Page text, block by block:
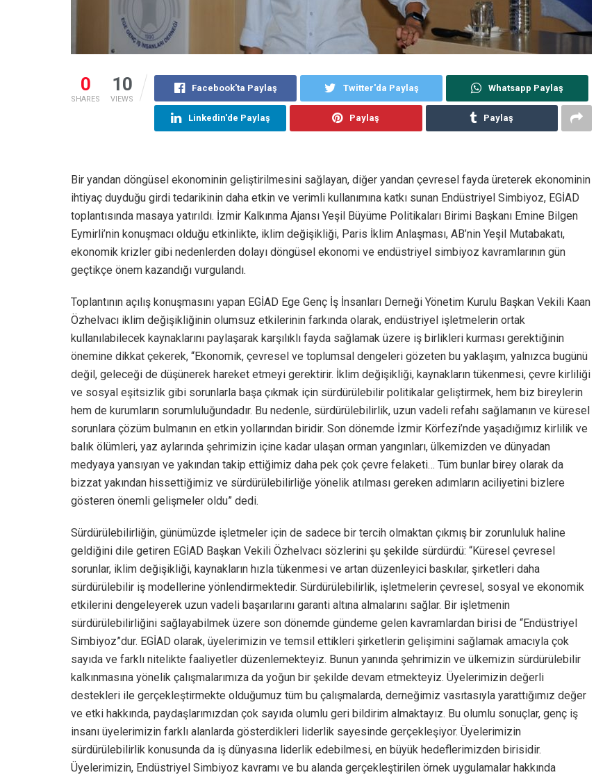
0
SHARES
10
VIEWS
Facebook'ta Paylaş Twitter'da Paylaş Whatsapp Paylaş
Linkedin'de Paylaş Paylaş Paylaş
Bir yandan döngüsel ekonominin geliştirilmesini sağlayan, diğer yandan çevresel fayda üreterek ekonominin
ihtiyaç duyduğu girdi tedarikinin daha etkin ve verimli kullanımına katkı sunan Endüstriyel Simbiyoz, EGİAD
toplantısında masaya yatırıldı. İzmir Kalkınma Ajansı Yeşil Büyüme Politikaları Birimi Başkanı Emine Bilgen
Eymirli’nin konuşmacı olduğu etkinlikte, iklim değişikliği, Paris İklim Anlaşması, AB’nin Yeşil Mutabakatı,
ekonomik krizler gibi nedenlerden dolayı döngüsel ekonomi ve endüstriyel simbiyoz kavramlarının gün
geçtikçe önem kazandığı vurgulandı.
Toplantının açılış konuşmasını yapan EGİAD Ege Genç İş İnsanları Derneği Yönetim Kurulu Başkan Vekili Kaan
Özhelvacı iklim değişikliğinin olumsuz etkilerinin farkında olarak, endüstriyel işletmelerin ortak
kullanılabilecek kaynaklarını paylaşarak karşılıklı fayda sağlamak üzere iş birlikleri kurması gerektiğinin
önemine dikkat çekerek, “Ekonomik, çevresel ve toplumsal dengeleri gözeten bu yaklaşım, yalnızca bugünü
değil, geleceği de düşünerek hareket etmeyi gerektirir. İklim değişikliği, kaynakların tükenmesi, çevre kirliliği
ve sosyal eşitsizlik gibi sorunlarla başa çıkmak için sürdürülebilir politikalar geliştirmek, hem biz bireylerin
hem de kurumların sorumluluğundadır. Bu nedenle, sürdürülebilirlik, uzun vadeli refahı sağlamanın ve küresel
sorunlara çözüm bulmanın en etkin yollarından biridir. Son dönemde İzmir Körfezi’nde yaşadığımız kirlilik ve
balık ölümleri, yaz aylarında şehrimizin içine kadar ulaşan orman yangınları, ülkemizden ve dünyadan
medyaya yansıyan ve yakından takip ettiğimiz daha pek çok çevre felaketi… Tüm bunlar birey olarak da
bizzat yakından hissettiğimiz ve sürdürülebilirliğe yönelik atılması gereken adımların aciliyetini bizlere
gösteren önemli gelişmeler oldu” dedi.
Sürdürülebilirliğin, günümüzde işletmeler için de sadece bir tercih olmaktan çıkmış bir zorunluluk haline
geldiğini dile getiren EGİAD Başkan Vekili Özhelvacı sözlerini şu şekilde sürdürdü: “Küresel çevresel
sorunlar, iklim değişikliği, kaynakların hızla tükenmesi ve artan düzenleyici baskılar, şirketleri daha
sürdürülebilir iş modellerine yönlendirmektedir. Sürdürülebilirlik, işletmelerin çevresel, sosyal ve ekonomik
etkilerini dengeleyerek uzun vadeli başarılarını garanti altına almalarını sağlar. Bir işletmenin
sürdürülebilirliğini sağlayabilmek üzere son dönemde gündeme gelen kavramlardan birisi de “Endüstriyel
Simbiyoz”dur. EGİAD olarak, üyelerimizin ve temsil ettikleri şirketlerin gelişimini sağlamak amacıyla çok
sayıda ve farklı nitelikte faaliyetler düzenlemekteyiz. Bunun yanında şehrimizin ve ülkemizin sürdürülebilir
kalkınmasına yönelik çalışmalarımıza da yoğun bir şekilde devam etmekteyiz. Üyelerimizin değerli
destekleri ile gerçekleştirmekte olduğumuz tüm bu çalışmalarda, derneğimiz vasıtasıyla yarattığımız değer
ve etki hakkında, paydaşlarımızdan çok sayıda olumlu geri bildirim almaktayız. Bu olumlu sonuçlar, genç iş
insanı üyelerimizin farklı alanlarda gösterdikleri liderlik sayesinde gerçekleşiyor. Üyelerimizin
sürdürülebilirlik konusunda da iş dünyasına liderlik edebilmesi, en büyük hedeflerimizden birisidir.
Üyelerimizin, Endüstriyel Simbiyoz kavramı ve bu alanda gerçekleştirilen örnek uygulamalar hakkında